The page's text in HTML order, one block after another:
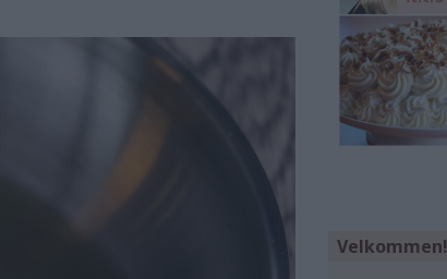
Velkommen!